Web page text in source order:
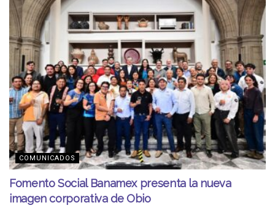
COMUNICADOS
Fomento Social Banamex presenta la nueva
imagen corporativa de Obio